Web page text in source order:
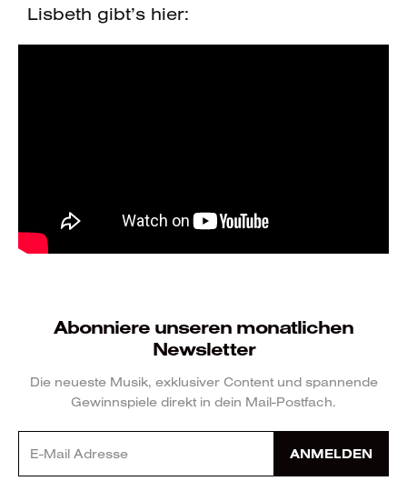
Lisbeth gibt’s hier:
Abonniere unseren monatlichen
Newsletter
Die neueste Musik, exklusiver Content und spannende
Gewinnspiele direkt in dein Mail-Postfach.
ANMELDEN